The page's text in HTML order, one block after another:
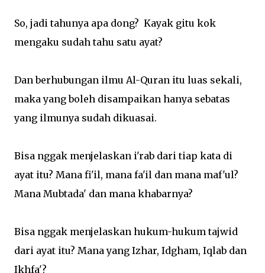
So, jadi tahunya apa dong? Kayak gitu kok
mengaku sudah tahu satu ayat?
Dan berhubungan ilmu Al-Quran itu luas sekali,
maka yang boleh disampaikan hanya sebatas
yang ilmunya sudah dikuasai.
Bisa nggak menjelaskan i'rab dari tiap kata di
ayat itu? Mana fi'il, mana fa'il dan mana maf'ul?
Mana Mubtada' dan mana khabarnya?
Bisa nggak menjelaskan hukum-hukum tajwid
dari ayat itu? Mana yang Izhar, Idgham, Iqlab dan
Ikhfa'?